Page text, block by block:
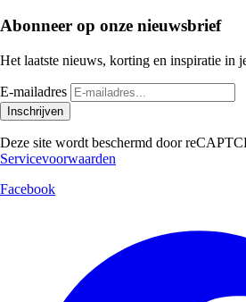
Abonneer op onze nieuwsbrief
Het laatste nieuws, korting en inspiratie in
E-mailadres
Inschrijven
Deze site wordt beschermd door
Servicevoorwaarden
Facebook